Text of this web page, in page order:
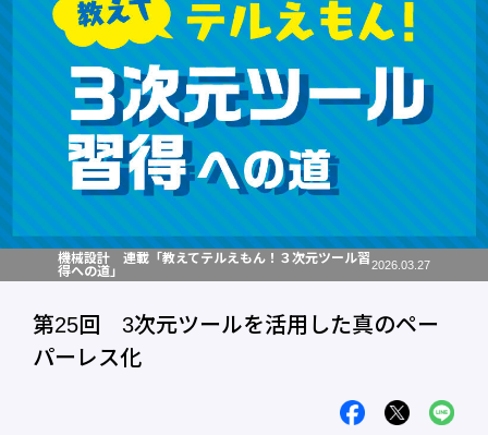
機械設計 連載「教えてテルえもん！３次元ツール習
得への道」
2026.03.27
第25回 3次元ツールを活用した真のペー
パーレス化